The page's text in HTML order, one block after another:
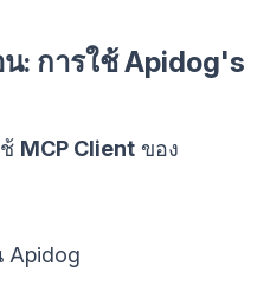
: การใช้ Apidog's
MCP Client ของ
Apidog